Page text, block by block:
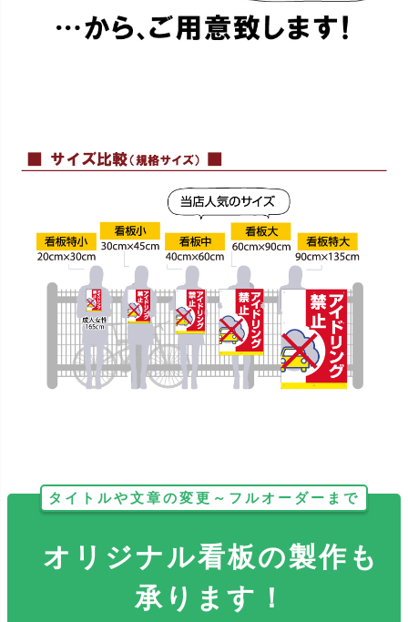
タイトルや文章の変更～フルオーダーまで
オリジナル看板の製作も
承ります！